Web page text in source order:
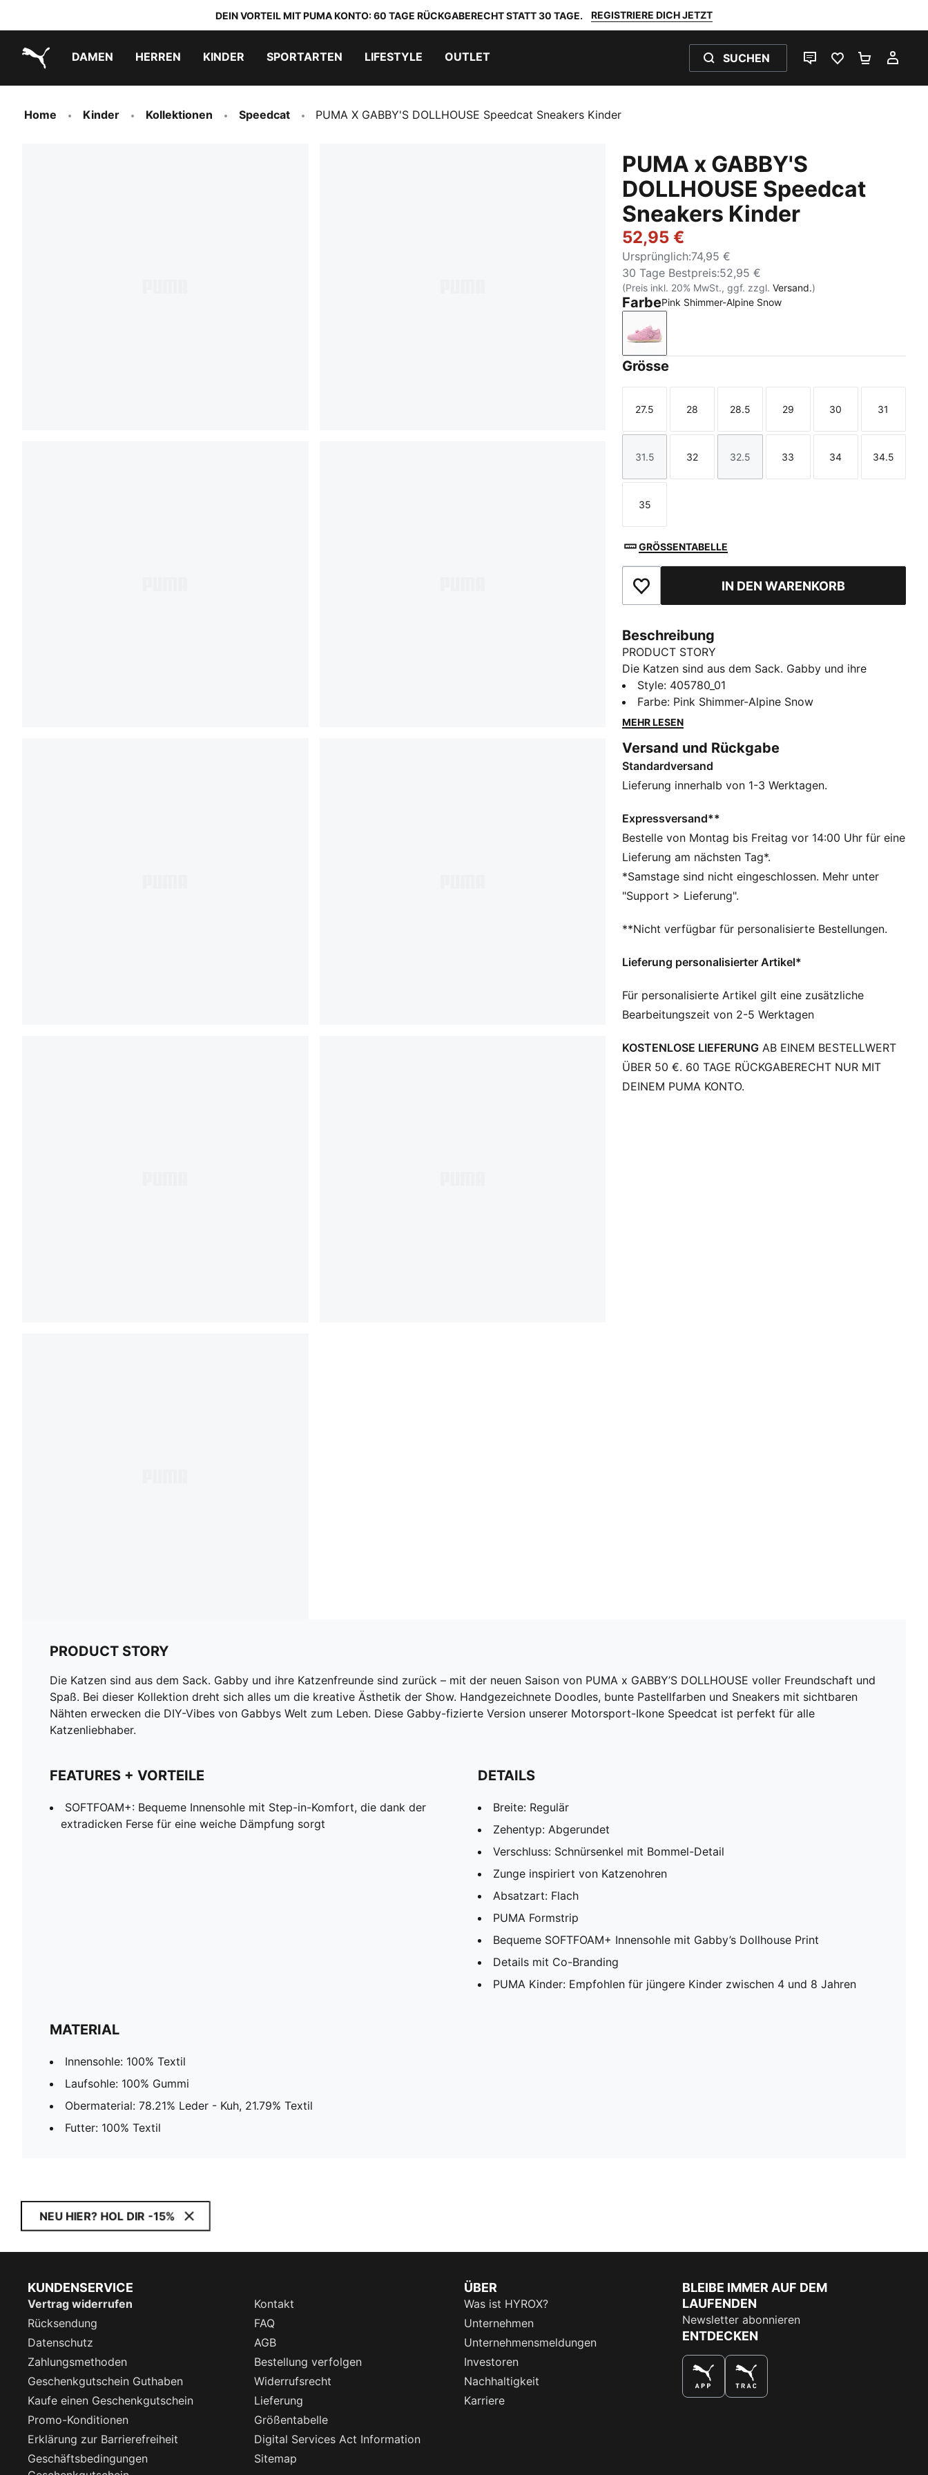
DEIN VORTEIL MIT PUMA KONTO: 60 TAGE RÜCKGABERECHT STATT 30 TAGE. REGISTRIERE DICH JETZT
DAMEN HERREN KINDER SPORTARTEN LIFESTYLE OUTLET SUCHEN
LIVE-CHATFAVORITEN 0
Home Kinder Kollektionen Speedcat PUMA X GABBY'S DOLLHOUSE Speedcat Sneakers Kinder
PUMA x GABBY'S
DOLLHOUSE Speedcat
Sneakers Kinder
52,95 €
Ursprünglich:74,95 €
30 Tage Bestpreis:52,95 €
(Preis inkl. 20% MwSt., ggf. zzgl.Versand.)
FarbePink Shimmer-Alpine Snow
Pink Shimmer-Alpine Snow
Grösse
Größe
27.5
Größe
28
Größe
28.5
Größe
29
Größe
30
Größe
31
Größe
31.5
Größe
32
Größe
32.5
Größe
33
Größe
34
Größe
34.5
Größe
35
GRÖSSENTABELLE
Zu Favoriten hinzufügenIN DEN WARENKORB
Beschreibung
PRODUCT STORY
Die Katzen sind aus dem Sack. Gabby und ihre
Katzenfreunde sind zurück – mit der neuen Saison
von PUMA x GABBY’S DOLLHOUSE voller
Freundschaft und Spaß. Bei dieser Kollektion dreht
Handgezeichnete Doodles, bunte Pastellfarben und
Sneakers mit sichtbaren Nähten erwecken die DIY-
Vibes von Gabbys Welt zum Leben. Diese Gabby-
ist perfekt für alle Katzenliebhaber.
FEATURES + VORTEILE
SOFTFOAM+: Bequeme Innensohle mit Step-in-
Komfort, die dank der extradicken Ferse für eine
weiche Dämpfung sorgt
DETAILS
Zehentyp: Abgerundet
Zunge inspiriert von Katzenohren
PUMA Formstrip
Bequeme SOFTFOAM+ Innensohle mit Gabby’s
Details mit Co-Branding
PUMA Kinder: Empfohlen für jüngere Kinder zwischen
4 und 8 Jahren
Style: 405780_01
Farbe: Pink Shimmer-Alpine Snow
MEHR LESEN
Versand und Rückgabe
Standardversand
Lieferung innerhalb von 1-3 Werktagen.
Expressversand**
Bestelle von Montag bis Freitag vor 14:00 Uhr für eine
Lieferung am nächsten Tag*.
*Samstage sind nicht eingeschlossen. Mehr unter
"Support > Lieferung".
**Nicht verfügbar für personalisierte Bestellungen.
Lieferung personalisierter Artikel*
Für personalisierte Artikel gilt eine zusätzliche
Bearbeitungszeit von 2-5 Werktagen
KOSTENLOSE LIEFERUNG AB EINEM BESTELLWERT
ÜBER 50 €. 60 TAGE RÜCKGABERECHT NUR MIT
DEINEM PUMA KONTO.
PRODUCT STORY
Die Katzen sind aus dem Sack. Gabby und ihre Katzenfreunde sind zurück – mit der neuen Saison von PUMA x GABBY’S DOLLHOUSE voller Freundschaft und
Spaß. Bei dieser Kollektion dreht sich alles um die kreative Ästhetik der Show. Handgezeichnete Doodles, bunte Pastellfarben und Sneakers mit sichtbaren
Nähten erwecken die DIY-Vibes von Gabbys Welt zum Leben. Diese Gabby-fizierte Version unserer Motorsport-Ikone Speedcat ist perfekt für alle
Katzenliebhaber.
FEATURES + VORTEILE
SOFTFOAM+: Bequeme Innensohle mit Step-in-Komfort, die dank der
extradicken Ferse für eine weiche Dämpfung sorgt
DETAILS
Breite: Regulär
Zehentyp: Abgerundet
Verschluss: Schnürsenkel mit Bommel-Detail
Zunge inspiriert von Katzenohren
Absatzart: Flach
PUMA Formstrip
Bequeme SOFTFOAM+ Innensohle mit Gabby’s Dollhouse Print
Details mit Co-Branding
PUMA Kinder: Empfohlen für jüngere Kinder zwischen 4 und 8 Jahren
MATERIAL
Innensohle: 100% Textil
Laufsohle: 100% Gummi
Obermaterial: 78.21% Leder - Kuh, 21.79% Textil
Futter: 100% Textil
NEU HIER? HOL DIR -15%
KUNDENSERVICE
Vertrag widerrufen
Kontakt
Rücksendung
FAQ
Datenschutz
AGB
Zahlungsmethoden
Bestellung verfolgen
Geschenkgutschein Guthaben
Widerrufsrecht
Kaufe einen Geschenkgutschein
Lieferung
Promo-Konditionen
Größentabelle
Erklärung zur Barrierefreiheit
Digital Services Act Information
Geschäftsbedingungen
Sitemap
ÜBER
Was ist HYROX?
Unternehmen
Unternehmensmeldungen
Investoren
Nachhaltigkeit
Karriere
BLEIBE IMMER AUF DEM
LAUFENDEN
Newsletter abonnieren
ENTDECKEN